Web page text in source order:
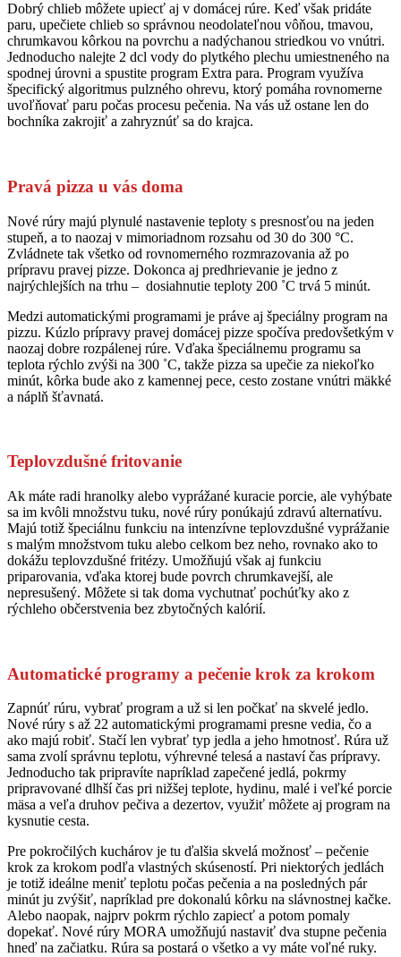
Dobrý chlieb môžete upiecť aj v domácej rúre. Keď však pridáte
paru, upečiete chlieb so správnou neodolateľnou vôňou, tmavou,
chrumkavou kôrkou na povrchu a nadýchanou striedkou vo vnútri.
Jednoducho nalejte 2 dcl vody do plytkého plechu umiestneného na
spodnej úrovni a spustite program Extra para. Program využíva
špecifický algoritmus pulzného ohrevu, ktorý pomáha rovnomerne
uvoľňovať paru počas procesu pečenia. Na vás už ostane len do
bochníka zakrojiť a zahryznúť sa do krajca.
Pravá pizza u vás doma
Nové rúry majú plynulé nastavenie teploty s presnosťou na jeden
stupeň, a to naozaj v mimoriadnom rozsahu od 30 do 300 °C.
Zvládnete tak všetko od rovnomerného rozmrazovania až po
prípravu pravej pizze. Dokonca aj predhrievanie je jedno z
najrýchlejších na trhu – dosiahnutie teploty 200 ˚C trvá 5 minút.
Medzi automatickými programami je práve aj špeciálny program na
pizzu. Kúzlo prípravy pravej domácej pizze spočíva predovšetkým v
naozaj dobre rozpálenej rúre. Vďaka špeciálnemu programu sa
teplota rýchlo zvýši na 300 ˚C, takže pizza sa upečie za niekoľko
minút, kôrka bude ako z kamennej pece, cesto zostane vnútri mäkké
a náplň šťavnatá.
Teplovzdušné fritovanie
Ak máte radi hranolky alebo vyprážané kuracie porcie, ale vyhýbate
sa im kvôli množstvu tuku, nové rúry ponúkajú zdravú alternatívu.
Majú totiž špeciálnu funkciu na intenzívne teplovzdušné vyprážanie
s malým množstvom tuku alebo celkom bez neho, rovnako ako to
dokážu teplovzdušné fritézy. Umožňujú však aj funkciu
priparovania, vďaka ktorej bude povrch chrumkavejší, ale
nepresušený. Môžete si tak doma vychutnať pochúťky ako z
rýchleho občerstvenia bez zbytočných kalórií.
Automatické programy a pečenie krok za krokom
Zapnúť rúru, vybrať program a už si len počkať na skvelé jedlo.
Nové rúry s až 22 automatickými programami presne vedia, čo a
ako majú robiť. Stačí len vybrať typ jedla a jeho hmotnosť. Rúra už
sama zvolí správnu teplotu, výhrevné telesá a nastaví čas prípravy.
Jednoducho tak pripravíte napríklad zapečené jedlá, pokrmy
pripravované dlhší čas pri nižšej teplote, hydinu, malé i veľké porcie
mäsa a veľa druhov pečiva a dezertov, využiť môžete aj program na
kysnutie cesta.
Pre pokročilých kuchárov je tu ďalšia skvelá možnosť – pečenie
krok za krokom podľa vlastných skúseností. Pri niektorých jedlách
je totiž ideálne meniť teplotu počas pečenia a na posledných pár
minút ju zvýšiť, napríklad pre dokonalú kôrku na slávnostnej kačke.
Alebo naopak, najprv pokrm rýchlo zapiecť a potom pomaly
dopekať. Nové rúry MORA umožňujú nastaviť dva stupne pečenia
hneď na začiatku. Rúra sa postará o všetko a vy máte voľné ruky.